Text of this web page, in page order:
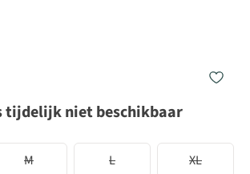
tijdelijk niet beschikbaar
M L XL